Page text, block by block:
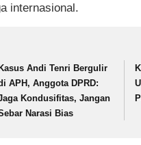
internasional.
Andi Tenri Bergulir
APH, Anggota DPRD:
Kondusifitas, Jangan
Narasi Bias